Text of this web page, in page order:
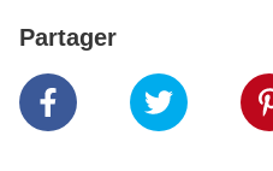
Partager